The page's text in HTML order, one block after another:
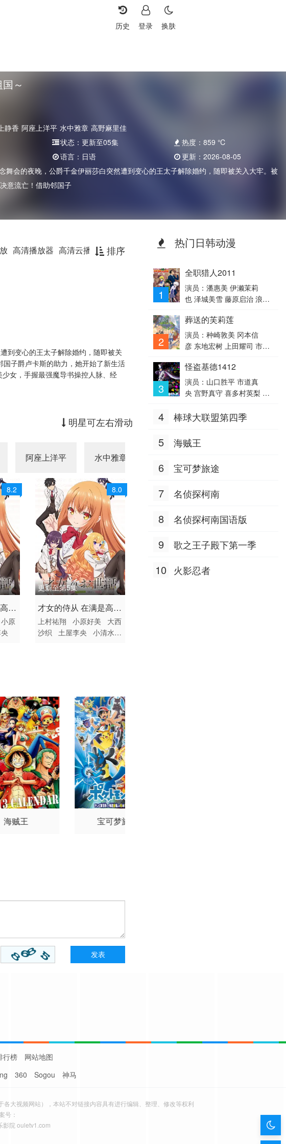
换肤
登录
历史
～
静香 阿座上洋平 水中雅章 高野麻里佳
状态：更新至05集 热度： 859 ℃
语言： 日语 更新： 2026-08-05
舞会的夜晚，公爵千金伊丽莎白突然遭到变心的王太子解除婚约，随即被关入大牢。被
意流亡！借助邻国子
排序
高清播放器 高清云播放器
到变心的王太子解除婚约，随即被关
国子爵卢卡斯的助力，她开始了新生活
女，手握最强魔导书操控人脉、经
明星可左右滑动
阿座上洋平 水中雅章
8.2
岭
照
小原
8.0
更新至第5集
2026 / 日本 / 日语
日韩动漫
才女的侍从 在满是高岭
之花的贵族学校暗中照
顾（毫无生活自理能力
上村祐翔 小原好美
大西
沙织
土屋李央
小清水亚
海贼王 宝可梦旅途
热门日韩动漫
1
全职猎人2011
演员：潘惠美 伊濑茉莉
也 泽城美雪 藤原启治 浪川
口胜平 日高法子 荒川美
穗 朴璐美 大塚明夫 大桥贤
一郎 前田玲奈 木内秀信 山
子 堀内贤雄 岩男润子 永井
一郎 银河万丈 平野绫 岸尾
大辅 关俊彦 寺崎裕香 植田
佳奈 横山智佐 池田秀一 内
山昂辉 藤村步 立木文彦 羽
多野涉 楠大典 三木真一
展男 远藤绫 内田真礼 高桥
2
葬送的芙莉莲
演员：种崎敦美 冈本信
彦 东地宏树 上田耀司 市之
3
怪盗基德1412
演员：山口胜平 市道真
央 宫野真守 喜多村英梨 池
道夫 石冢运升
4 棒球大联盟第四季
5 海贼王
6 宝可梦旅途
7 名侦探柯南
8 名侦探柯南国语版
9 歌之王子殿下第一季
10 火影忍者
暗
行榜
网站地图
360 Sogou 神马
大视频网站），本站不对链接内容具有进行编辑、整理、修改等权利
号：
院 ouletv1.com